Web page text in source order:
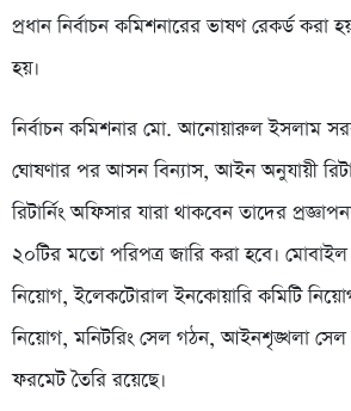
প্রধান নির্বাচন কমিশনারের ভাষণ রেকর্ড করা
হয়।
নির্বাচন কমিশনার মো. আনোয়ারুল ইসলাম
ঘোষণার পর আসন বিন্যাস, আইন অনুযায়ী
রিটার্নিং অফিসার যারা থাকবেন তাদের
২০টির মতো পরিপত্র জারি করা হবে। মোবাইল
নিয়োগ, ইলেকটোরাল ইনকোয়ারি কমিটি নিয়োগ,
নিয়োগ, মনিটরিং সেল গঠন, আইনশৃঙ্খলা
ফরমেট তৈরি রয়েছে।